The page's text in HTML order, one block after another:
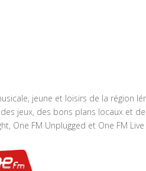
jeune et loisirs de la région
jeux, des bons plans locaux et
One FM Unplugged et One FM Live